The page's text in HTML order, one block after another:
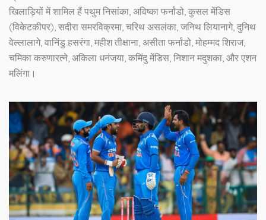
खिलाड़ियों में शामिल हैं पथुम निसांका, अविष्का फर्नांडो, कुसल मेंडिस
(विकेटकीपर), सदीरा समरविक्रमा, चरिथ असलंका, जनिथ लियानागे, दुनिथ
वेल्लालागे, वानिंडु हसरंगा, महीश तीक्षाना, असीता फर्नांडो, मोहम्मद शिराज,
चमिका करुणारत्ने, अकिला धनंजया, कमिंदु मेंडिस, निशान मदुशका, और एशन
मलिंगा।